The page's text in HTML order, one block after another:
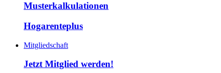
Musterkalkulationen
Hogarenteplus
Mitgliedschaft
Jetzt Mitglied werden!